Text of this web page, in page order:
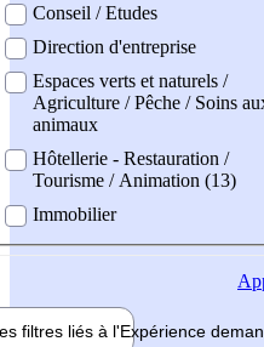
Conseil / Etudes
Direction d'entreprise
Espaces verts et naturels /
Agriculture / Pêche / Soins
animaux
Hôtellerie - Restauration /
Tourisme / Animation (13)
Immobilier
filtres liés à l'Expérience